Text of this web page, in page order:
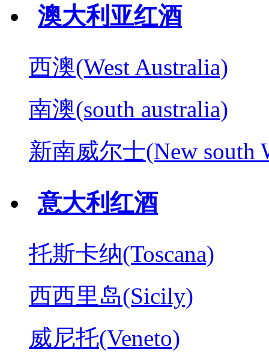
澳大利亚红酒
西澳(West Australia)
南澳(south australia)
新南威尔士(New south
意大利红酒
托斯卡纳(Toscana)
西西里岛(Sicily)
威尼托(Veneto)